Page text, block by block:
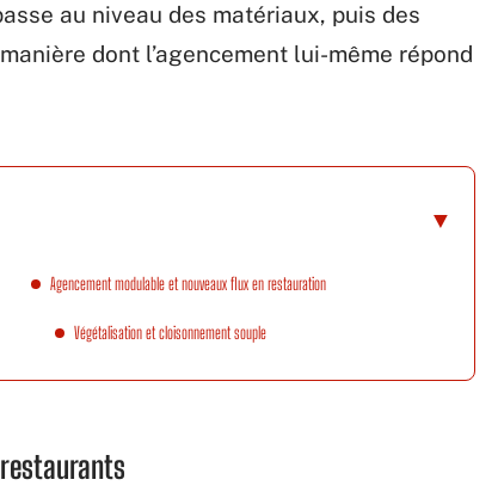
au niveau des matériaux, puis des
dont l’agencement lui-même répond
Agencement modulable et nouveaux flux en restauration
Végétalisation et cloisonnement souple